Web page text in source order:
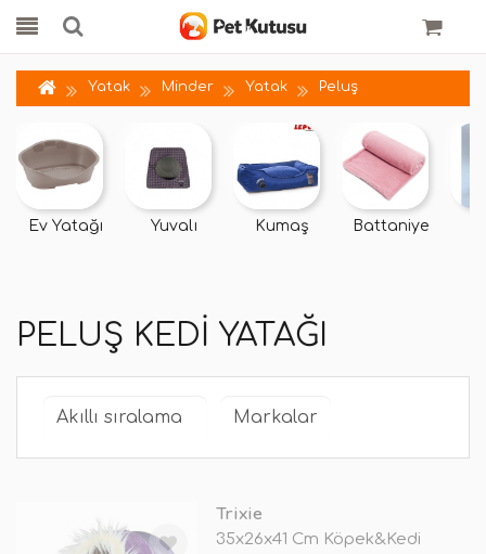
Yatak Minder Yatak Peluş
Ev Yatağı Yuvalı Kumaş Battaniye
PELUŞ KEDI YATAĞI
Trixie
35x26x41 Cm Köpek&Kedi